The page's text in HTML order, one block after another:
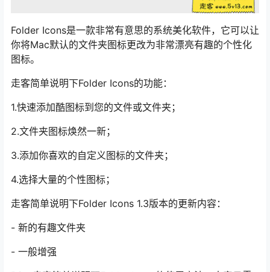
Folder Icons是一款非常有意思的系统美化软件，它可以让
你将Mac默认的文件夹图标更改为非常漂亮有趣的个性化
图标。
走客简单说明下Folder Icons的功能：
1.快速添加酷图标到您的文件或文件夹；
2.文件夹图标焕然一新；
3.添加你喜欢的自定义图标的文件夹；
4.选择大量的个性图标；
走客简单说明下Folder Icons 1.3版本的更新内容：
- 新的有趣文件夹
- 一般增强